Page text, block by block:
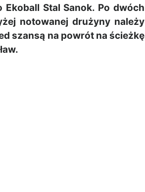
Stal Sanok. Po dwóch
notowanej drużyny należy
szansą na powrót na ścieżkę